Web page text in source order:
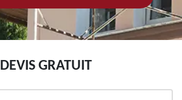
DEVIS GRATUIT